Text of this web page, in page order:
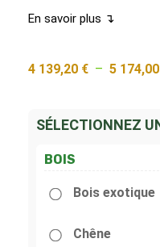
En savoir plus ↴
4 139,20 € – 5 174,00
SÉLECTIONNEZ
BOIS
Bois exotique
Chêne